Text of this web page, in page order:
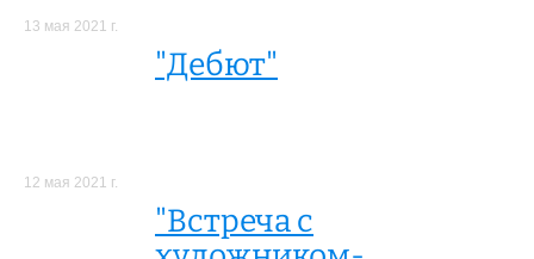
13 мая 2021 г.
"Дебют"
12 мая 2021 г.
"Встреча с